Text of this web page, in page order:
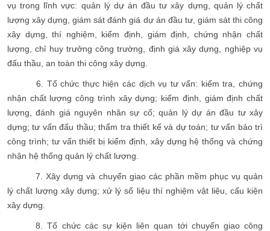
vụ trong lĩnh vực: quản lý dự án đầu tư xây dựng, quản lý chất
lượng xây dựng, giám sát đánh giá dự án đầu tư, giám sát thi công
xây dựng, thí nghiệm, kiểm định, giám định, chứng nhận chất
lượng, chỉ huy trưởng công trường, định giá xây dựng, nghiệp vụ
đấu thầu, an toàn thi công xây dựng.
6. Tổ chức thực hiện các dịch vụ tư vấn: kiểm tra, chứng
nhận chất lượng công trình xây dựng; kiểm định, giám định chất
lượng, đánh giá nguyên nhân sự cố; quản lý dự án đầu tư xây
dựng; tư vấn đấu thầu; thẩm tra thiết kế và dự toán; tư vấn bảo trì
công trình; tư vấn thiết bị kiểm định, xây dựng hệ thống và chứng
nhận hệ thống quản lý chất lượng.
7. Xây dựng và chuyển giao các phần mềm phục vụ quản
lý chất lượng xây dựng; xử lý số liệu thí nghiệm vật liệu, cấu kiện
xây dựng.
8. Tổ chức các sự kiện liên quan tới chuyển giao công